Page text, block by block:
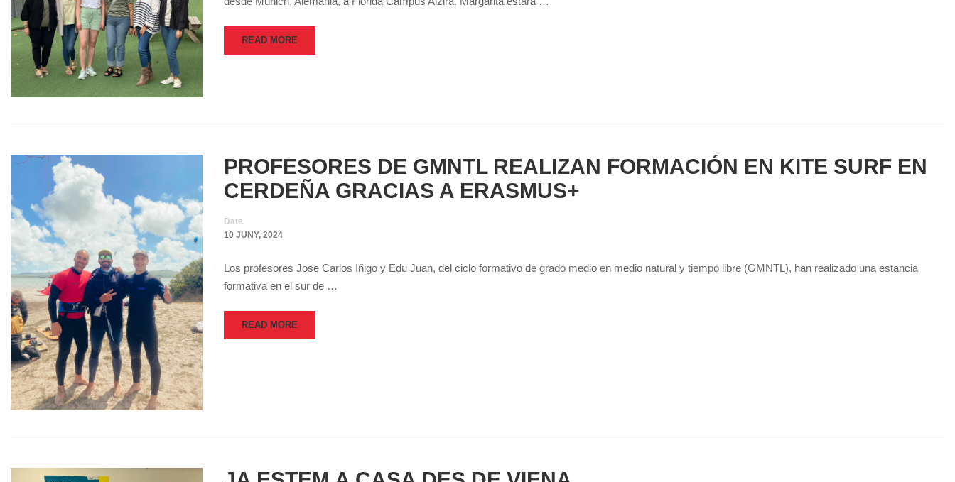
READ MORE
PROFESORES DE GMNTL REALIZAN FORMACIÓN EN KITE SURF EN
CERDEÑA GRACIAS A ERASMUS+
Date
10 JUNY, 2024
Los profesores Jose Carlos Iñigo y Edu Juan, del ciclo formativo de grado medio en medio natural y tiempo libre (GMNTL), han realizado una estancia
formativa en el sur de …
READ MORE